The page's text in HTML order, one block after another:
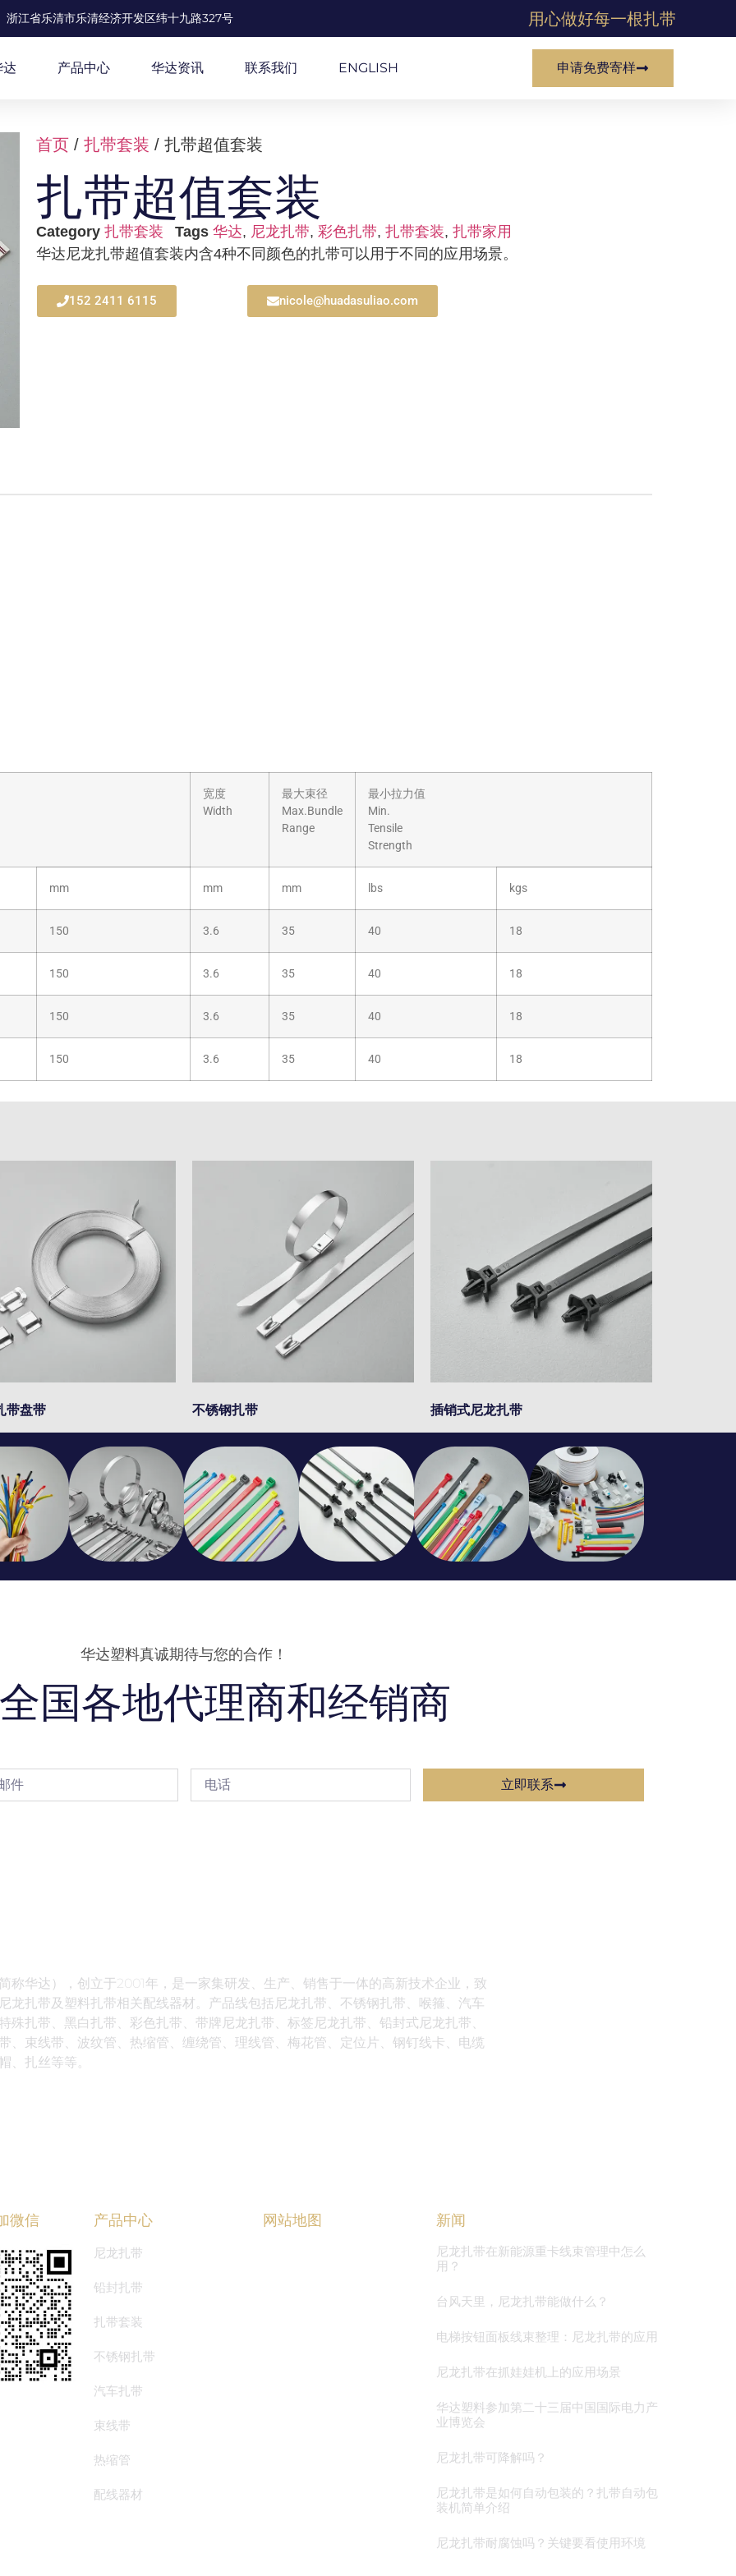
浙江省乐清市乐清经济开发区纬十九路327号 用心做好每一根扎带
达 产品中心 华达资讯 联系我们 ENGLISH 申请免费寄样
首页/ 扎带套装 / 扎带超值套装
扎带超值套装
Category 扎带套装 Tags 华达, 尼龙扎带, 彩色扎带, 扎带套装, 扎带家用
华达尼龙扎带超值套装内含4种不同颜色的扎带可以用于不同的应用场景。
152 2411 6115 nicole@huadasuliao.com
宽度
Width
最大束径
Max.Bundle
Range
最小拉力值
Min.
Tensile
Strength
mm mm mm lbs kgs
150 3.6 35 40 18
150 3.6 35 40 18
150 3.6 35 40 18
150 3.6 35 40 18
带盘带 不锈钢扎带 插销式尼龙扎带
华达塑料真诚期待与您的合作！
国各地代理商和经销商
立即联系
称华达），创立于2001年，是一家集研发、生产、销售于一体的高新技术企业，致
龙扎带及塑料扎带相关配线器材。产品线包括尼龙扎带、不锈钢扎带、喉箍、汽车
殊扎带、黑白扎带、彩色扎带、带牌尼龙扎带、标签尼龙扎带、铅封式尼龙扎带、
、束线带、波纹管、热缩管、缠绕管、理线管、梅花管、定位片、钢钉线卡、电缆
、扎丝等等。
微信 产品中心
尼龙扎带
铅封扎带
扎带套装
不锈钢扎带
汽车扎带
束线带
热缩管
配线器材
网站地图 新闻
尼龙扎带在新能源重卡线束管理中怎么
用？
台风天里，尼龙扎带能做什么？
电梯按钮面板线束整理：尼龙扎带的应用
尼龙扎带在抓娃娃机上的应用场景
华达塑料参加第二十三届中国国际电力产
业博览会
尼龙扎带可降解吗？
尼龙扎带是如何自动包装的？扎带自动包
装机简单介绍
尼龙扎带耐腐蚀吗？关键要看使用环境